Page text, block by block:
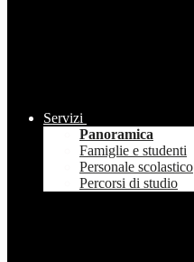
Servizi
Panoramica
Famiglie e studenti
Personale scolastico
Percorsi di studio